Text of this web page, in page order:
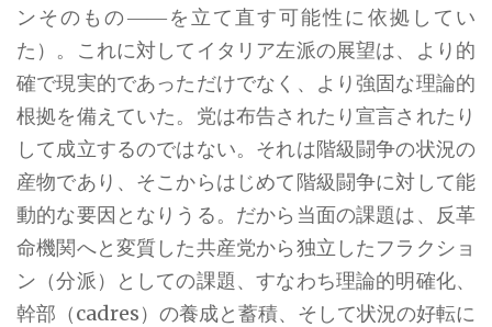
ンそのもの――を立て直す可能性に依拠してい
た）。これに対してイタリア左派の展望は、より的
確で現実的であっただけでなく、より強固な理論的
根拠を備えていた。党は布告されたり宣言されたり
して成立するのではない。それは階級闘争の状況の
産物であり、そこからはじめて階級闘争に対して能
動的な要因となりうる。だから当面の課題は、反革
命機関へと変質した共産党から独立したフラクショ
ン（分派）としての課題、すなわち理論的明確化、
幹部（cadres）の養成と蓄積、そして状況の好転に